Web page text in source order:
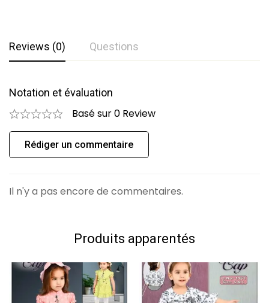
Reviews (0) Questions
Notation et évaluation
Basé sur 0 Review
Rédiger un commentaire
Il n'y a pas encore de commentaires.
Questions et réponses
0Question
Produits apparentés